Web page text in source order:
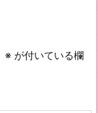
※ が付いている欄